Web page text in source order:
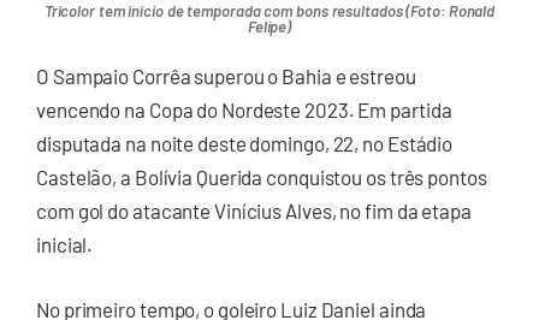
Tricolor tem início de temporada com bons resultados (Foto: Ronald
Felipe)
O Sampaio Corrêa superou o Bahia e estreou
vencendo na Copa do Nordeste 2023. Em partida
disputada na noite deste domingo, 22, no Estádio
Castelão, a Bolívia Querida conquistou os três pontos
com gol do atacante Vinícius Alves, no fim da etapa
inicial.
No primeiro tempo, o goleiro Luiz Daniel ainda